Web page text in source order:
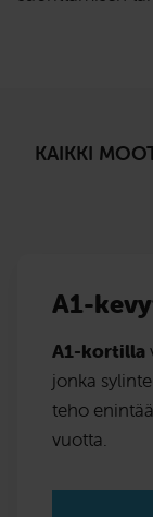
KAIKKI
A1-
A1-kortilla
jonka
teho
vuotta.